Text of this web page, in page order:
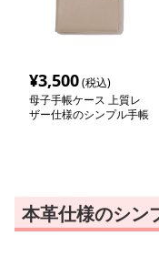
¥3,500(税込)
母子手帳ケース 上質レ
ザー仕様のシンプル手帳
本革仕様のシン